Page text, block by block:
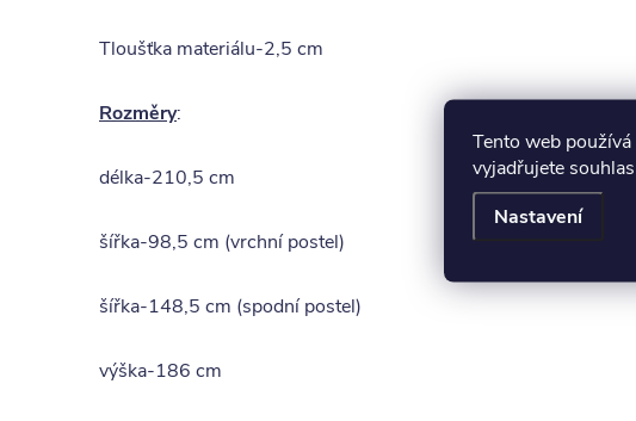
Tento web
vyjadřujete
Nastavení
Tloušťka materiálu-2,5 cm
Rozměry:
délka-210,5 cm
šířka-98,5 cm (vrchní postel)
šířka-148,5 cm (spodní postel)
výška-186 cm